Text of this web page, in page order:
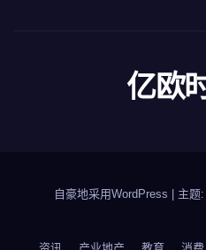
亿欧
自豪地采用WordPress 主题